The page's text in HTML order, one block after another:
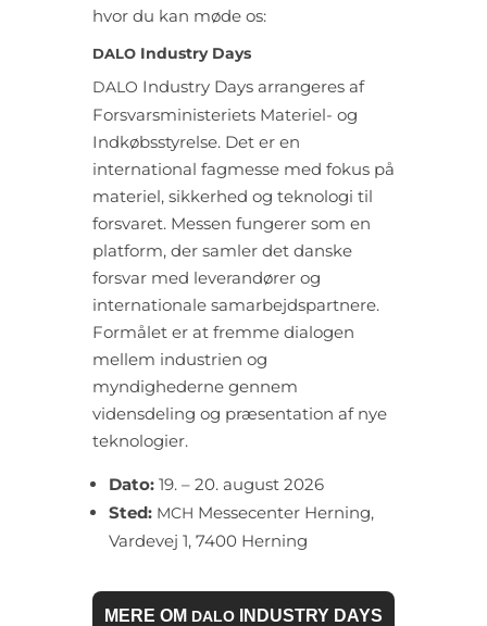
hvor du kan møde os:
DALOIndustry Days
DALO Industry Days arrangeres af
Forsvarsministeriets Materiel- og
Indkøbsstyrelse. Det er en
international fagmesse med fokus på
materiel, sikkerhed og teknologi til
forsvaret. Messen fungerer som en
platform, der samler det danske
forsvar med leverandører og
internationale samarbejdspartnere.
Formålet er at fremme dialogen
mellem industrien og
myndighederne gennem
vidensdeling og præsentation af nye
teknologier.
Dato:19. – 20. august 2026
Sted: MCH Messecenter Herning,
Vardevej 1, 7400 Herning
MERE OM DALOINDUSTRY DAYS